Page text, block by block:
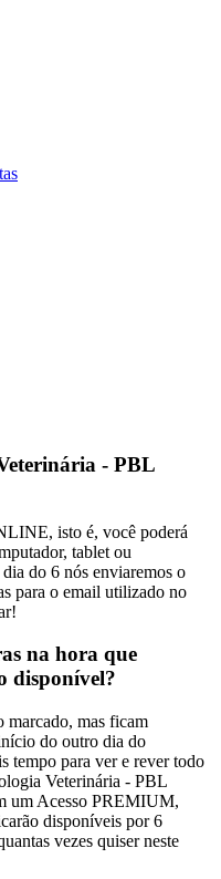
- PBL
isto é, você poderá
tablet ou
do 6 nós enviaremos o
para o email utilizado no
na hora que
disponível?
marcado, mas ficam
do outro dia do
tempo para ver e rever todo
Veterinária - PBL
um Acesso PREMIUM,
disponíveis por 6
vezes quiser neste